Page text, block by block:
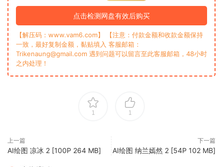
点击检测网盘有效后购买
【解压码：www.vam6.com】 【注意：付款金额和收款金额保持
一致，最好复制金额，黏贴填入 客服邮箱：
Trikenaung@gmail.com 遇到问题可以留言至此客服邮箱，48小时
之内处理！
1 1
上一篇
AI绘图 凉冰 2 [100P 264 MB]
下一篇
AI绘图 纳兰嫣然 2 [54P 102 MB]